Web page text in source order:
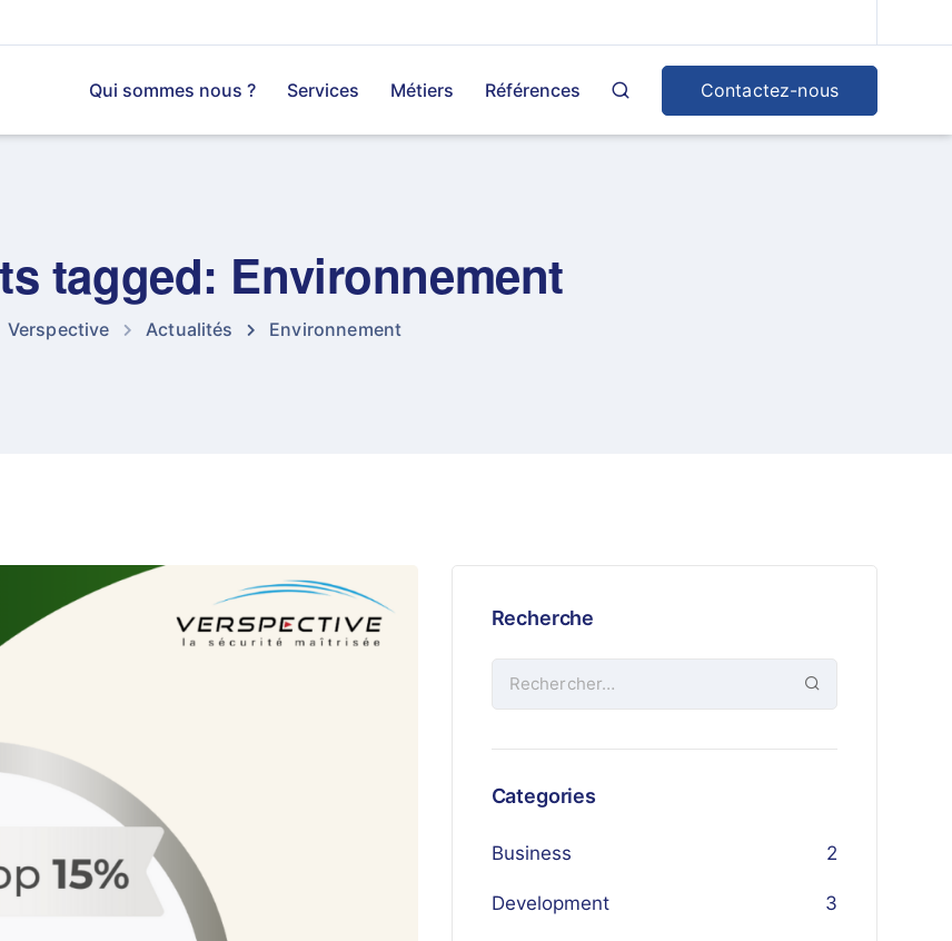
Qui sommes nous ? Services Métiers Références Contactez-nous
tagged: Environnement
Verspective Actualités Environnement
Recherche
Categories
Business 2
Development 3